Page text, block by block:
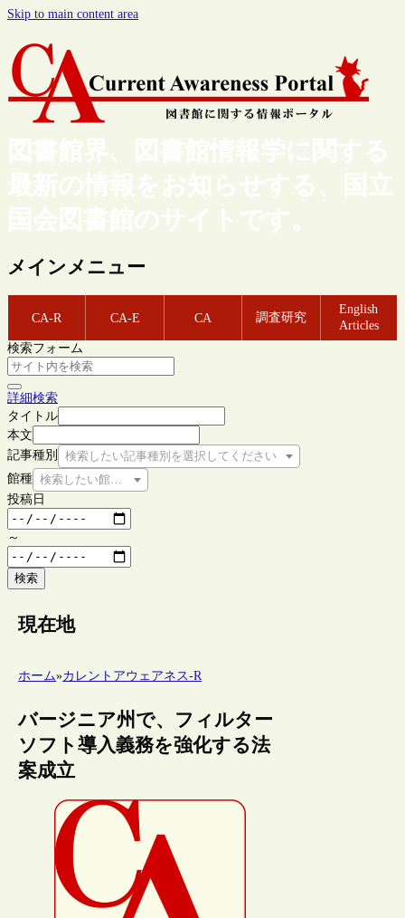
Skip to main content area
図書館界、図書館情報学に関する
最新の情報をお知らせする、国立
国会図書館のサイトです。
メインメニュー
CA-R CA-E CA 調査研究
English
Articles
検索フォーム
詳細検索
タイトル
本文
記事種別
検索したい記事種別を選択してください
館種 検索したい館種を選択してください
投稿日
～
検索
現在地
ホーム»カレントアウェアネス-R
バージニア州で、フィルター
ソフト導入義務を強化する法
案成立